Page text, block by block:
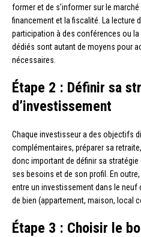
former et de s’informer sur le
financement et la fiscalité. La lecture
participation à des conférences ou
dédiés sont autant de moyens pour
nécessaires.
Étape 2 : Définir sa
d’investissement
Chaque investisseur a des objectifs
complémentaires, préparer sa
donc important de définir sa
ses besoins et de son profil. En
entre un investissement dans le neuf
de bien (appartement, maison, local
Étape 3 : Choisir le